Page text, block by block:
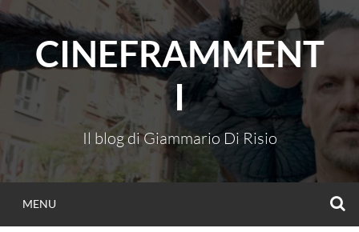
Vai
contenutoCINEFRAMMENT
I
Il blog di Giammario Di Risio
MENU